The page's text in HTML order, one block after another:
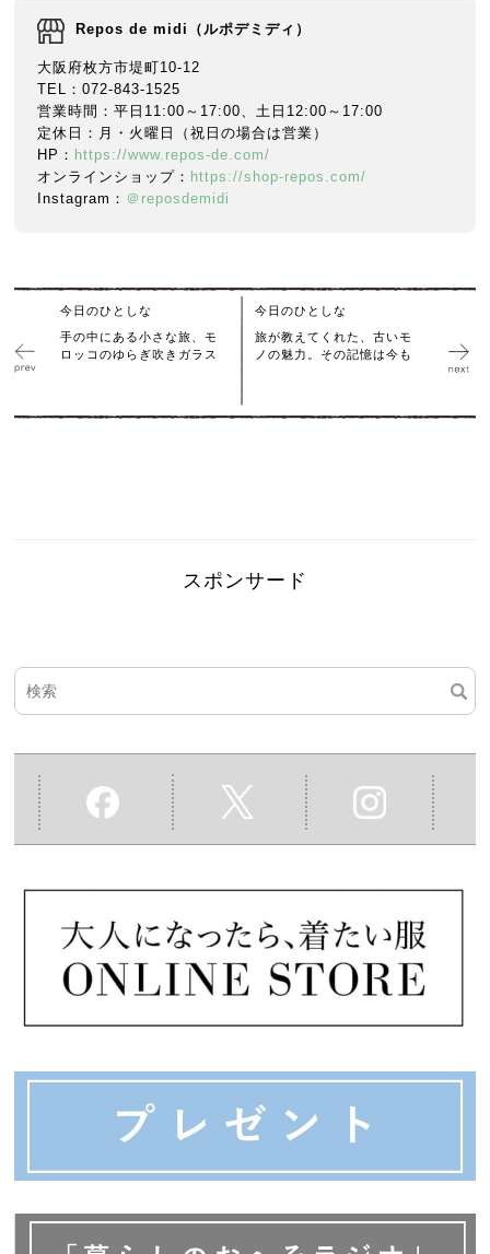
Repos de midi（ルポデミディ）
大阪府枚方市堤町10-12
TEL：072-843-1525
営業時間：平日11:00～17:00、土日12:00～17:00
定休日：月・火曜日（祝日の場合は営業）
HP： https://www.repos-de.com/
オンラインショップ： https://shop-repos.com/
Instagram： ＠reposdemidi
今日のひとしな
手の中にある小さな旅、モ
ロッコのゆらぎ吹きガラス
今日のひとしな
旅が教えてくれた、古いモ
ノの魅力。その記憶は今も
スポンサード